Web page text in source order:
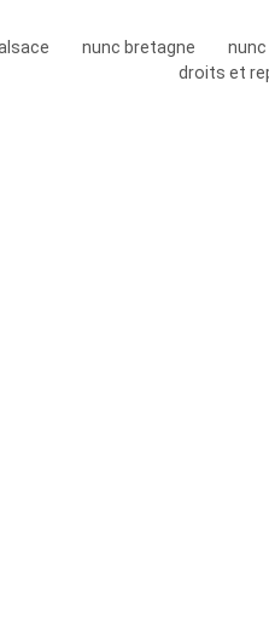
nunc bretagne
droits et